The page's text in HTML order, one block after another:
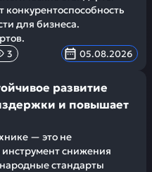
для бизнеса.
3 05.08.2026
развитие
и повышает
— это не
инструмент снижения
стандарты